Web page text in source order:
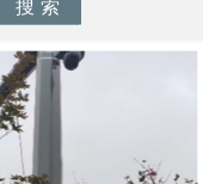
搜 索